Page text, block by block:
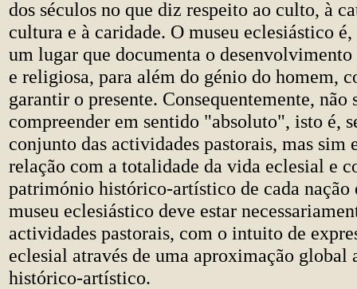
dos séculos no que diz respeito ao culto, à
cultura e à caridade. O museu eclesiástico
um lugar que documenta o
e religiosa, para além do génio do homem,
garantir o presente. Consequentemente, não
compreender em sentido "absoluto", isto é,
conjunto das actividades pastorais, mas sim
relação com a totalidade da vida eclesial e
património histórico-artístico de cada nação
museu eclesiástico deve estar
actividades pastorais, com o intuito de
eclesial através de uma aproximação global
histórico-artístico.